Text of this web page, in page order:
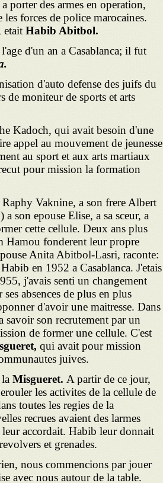
porter des armes en operation,
forces de police marocaines.
etait Habib Abitbol.
d'un an a Casablanca; il fut
d'auto defense des juifs du
de moniteur de sports et arts
Kadoch, qui avait besoin d'une
appel au mouvement de jeunesse
au sport et aux arts martiaux
pour mission la formation
Vaknine, a son frere Albert
son epouse Elise, a sa sceur, a
cette cellule. Deux ans plus
Hamou fonderent leur propre
Anita Abitbol-Lasri, raconte:
en 1952 a Casablanca. J'etais
j'avais senti un changement
absences de plus en plus
d'avoir une maitresse. Dans
son recrutement par un
de former une cellule. C'est
qui avait pour mission
juives.
Misgueret. A partir de ce jour,
les activites de la cellule de
toutes les regies de la
recrues avaient des larmes
accordait. Habib leur donnait
et grenades.
nous commencions par jouer
avec nous autour de la table.